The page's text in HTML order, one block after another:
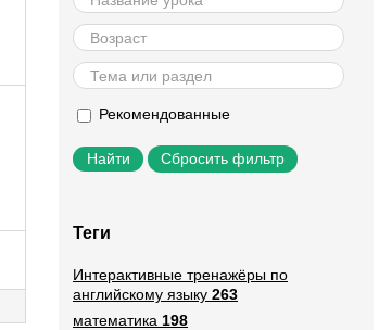
Рекомендованные
Сбросить фильтр
Теги
Интерактивные тренажёры по
английскому языку 263
математика 198